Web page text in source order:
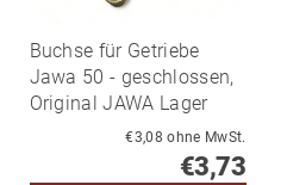
Buchse für Getriebe
Jawa 50 - geschlossen,
Original JAWA Lager
€3,08 ohne MwSt.
€3,73